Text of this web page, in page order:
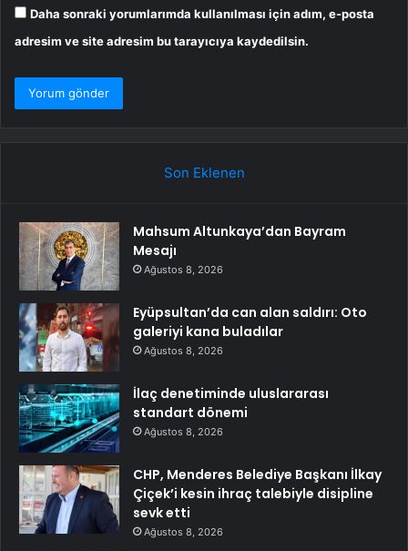
Daha sonraki yorumlarımda kullanılması için adım, e-posta
adresim ve site adresim bu tarayıcıya kaydedilsin.
Son Eklenen
Mahsum Altunkaya’dan Bayram
Mesajı
Ağustos 8, 2026
Eyüpsultan’da can alan saldırı: Oto
galeriyi kana buladılar
Ağustos 8, 2026
İlaç denetiminde uluslararası
standart dönemi
Ağustos 8, 2026
CHP, Menderes Belediye Başkanı İlkay
Çiçek’i kesin ihraç talebiyle disipline
sevk etti
Ağustos 8, 2026